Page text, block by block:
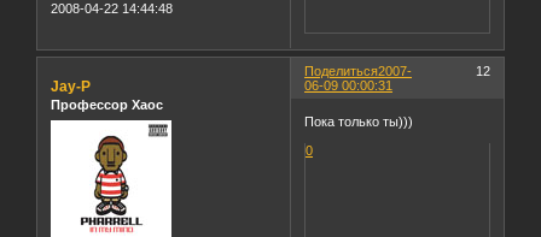
2008-04-22 14:44:48
Поделиться 12
2007-
06-09 00:00:31
Jay-P
Профессор Хаос
Пока только ты)))
0